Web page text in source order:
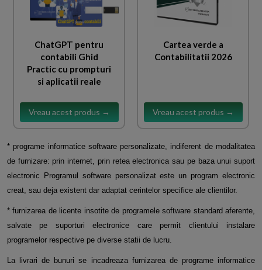
ChatGPT pentru
contabili Ghid
Practic cu prompturi
si aplicatii reale
Vreau acest produs →
Cartea verde a
Contabilitatii 2026
Vreau acest produs →
* programe informatice software personalizate, indiferent de modalitatea
de furnizare: prin internet, prin retea electronica sau pe baza unui suport
electronic Programul software personalizat este un program electronic
creat, sau deja existent dar adaptat cerintelor specifice ale clientilor.
* furnizarea de licente insotite de programele software standard aferente,
salvate pe suporturi electronice care permit clientului instalare
programelor respective pe diverse statii de lucru.
La livrari de bunuri se incadreaza furnizarea de programe informatice